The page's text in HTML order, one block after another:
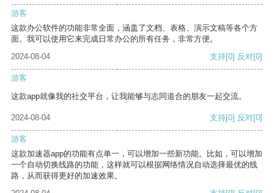
游客
这款办公软件的功能非常全面，涵盖了文档、表格、演示文稿等各个方
面。我可以使用它来完成日常办公的所有任务，非常方便。
2024-08-04
支持[0] 反对[0]
游客
这款app就像我的社交平台，让我能够与志同道合的朋友一起交流。
2024-08-04 支持[0] 反对[0]
游客
这款加速器app的功能有点单一，可以增加一些新功能。比如，可以增加
一个自动切换线路的功能，这样就可以根据网络情况自动选择最优的线
路，从而获得更好的加速效果。